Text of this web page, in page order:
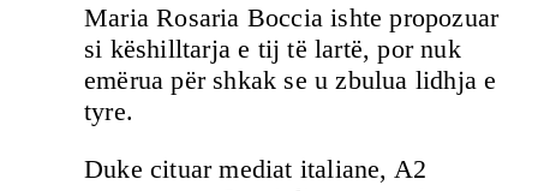
Maria Rosaria Boccia ishte propozuar
si këshilltarja e tij të lartë, por nuk
emërua për shkak se u zbulua lidhja e
tyre.
Duke cituar mediat italiane, A2